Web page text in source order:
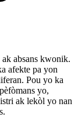
ak absans kwonik.
afekte pa yon
Pou yo ka
yo,
ak lekòl yo nan